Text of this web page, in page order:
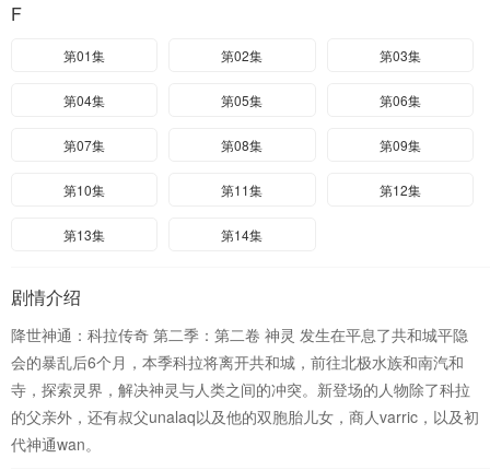
F
第01集 第02集 第03集
第04集 第05集 第06集
第07集 第08集 第09集
第10集 第11集 第12集
第13集 第14集
剧情介绍
降世神通：科拉传奇 第二季：第二卷 神灵 发生在平息了共和城平隐
会的暴乱后6个月，本季科拉将离开共和城，前往北极水族和南汽和
寺，探索灵界，解决神灵与人类之间的冲突。新登场的人物除了科拉
的父亲外，还有叔父unalaq以及他的双胞胎儿女，商人varric，以及初
代神通wan。